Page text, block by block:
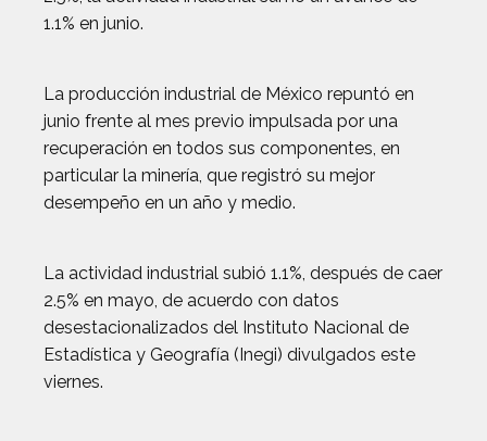
1.1% en junio.
La producción industrial de México repuntó en
junio frente al mes previo impulsada por una
recuperación en todos sus componentes, en
particular la minería, que registró su mejor
desempeño en un año y medio.
La actividad industrial subió 1.1%, después de caer
2.5% en mayo, de acuerdo con datos
desestacionalizados del Instituto Nacional de
Estadística y Geografía (Inegi) divulgados este
viernes.